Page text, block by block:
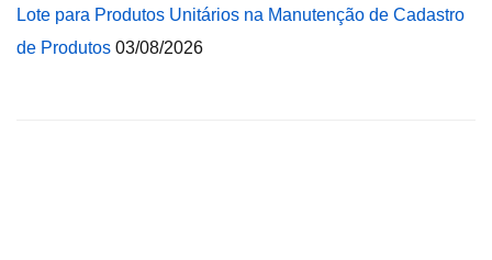
Lote para Produtos Unitários na Manutenção de Cadastro
de Produtos 03/08/2026